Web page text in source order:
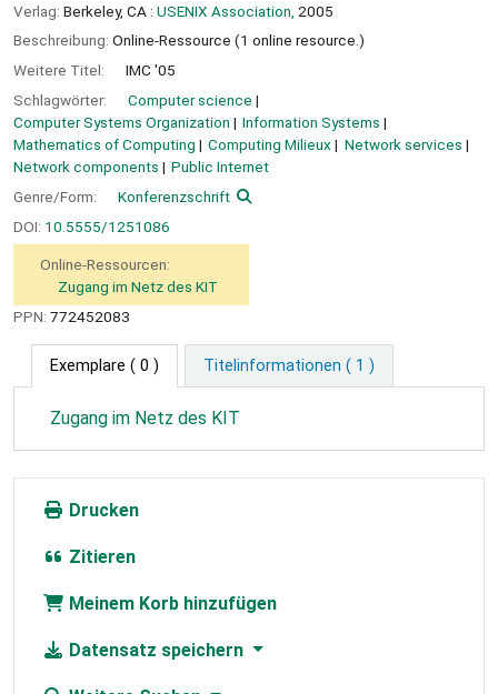
Verlag: Berkeley, CA : USENIX Association, 2005
Beschreibung: Online-Ressource (1 online resource.)
Weitere Titel:
IMC '05
Schlagwörter:
Computer science
Computer Systems Organization
Information Systems
Mathematics of Computing
Computing Milieux
Network services
Network components
Public Internet
Genre/Form:
Konferenzschrift
DOI: 10.5555/1251086
Online-Ressourcen:
Zugang im Netz des KIT
PPN: 772452083
Exemplare ( 0 ) Titelinformationen ( 1 )
Zugang im Netz des KIT
Drucken
Zitieren
Meinem Korb hinzufügen
Datensatz speichern